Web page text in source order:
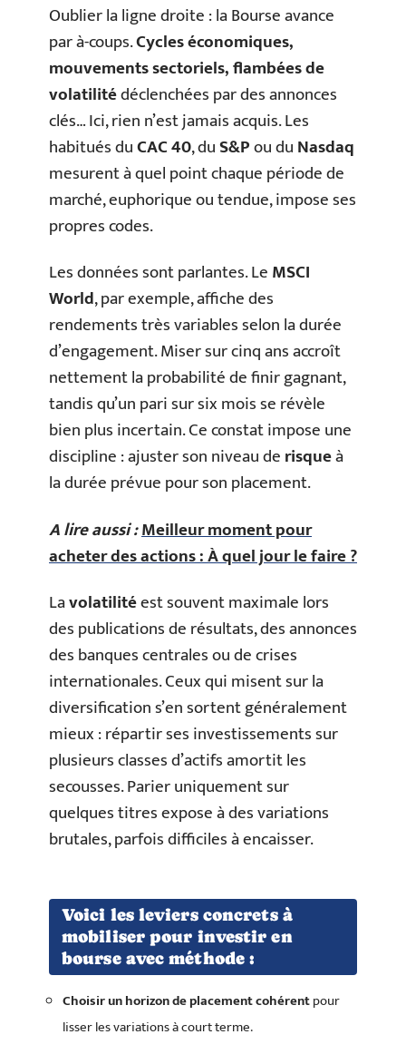
Oublier la ligne droite : la Bourse avance
par à-coups.Cycles économiques,
mouvements sectoriels, flambées de
volatilitédéclenchées par des annonces
clés… Ici, rien n’est jamais acquis. Les
habitués duCAC 40, duS&Pou duNasdaq
mesurent à quel point chaque période de
marché, euphorique ou tendue, impose ses
propres codes.
Les données sont parlantes. LeMSCI
World, par exemple, affiche des
rendements très variables selon la durée
d’engagement. Miser sur cinq ans accroît
nettement la probabilité de finir gagnant,
tandis qu’un pari sur six mois se révèle
bien plus incertain. Ce constat impose une
discipline : ajuster son niveau derisqueà
la durée prévue pour son placement.
A lire aussi :Meilleur moment pour
acheter des actions : À quel jour le faire ?
Lavolatilitéest souvent maximale lors
des publications de résultats, des annonces
des banques centrales ou de crises
internationales. Ceux qui misent sur la
diversification s’en sortent généralement
mieux : répartir ses investissements sur
plusieurs classes d’actifs amortit les
secousses. Parier uniquement sur
quelques titres expose à des variations
brutales, parfois difficiles à encaisser.
Voici les leviers concrets à
mobiliser pour investir en
bourse avec méthode :
Choisir un horizon de placement cohérentpour
lisser les variations à court terme.